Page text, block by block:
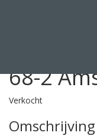
Deze
Derde
68-2
Verkocht
Omschrijving